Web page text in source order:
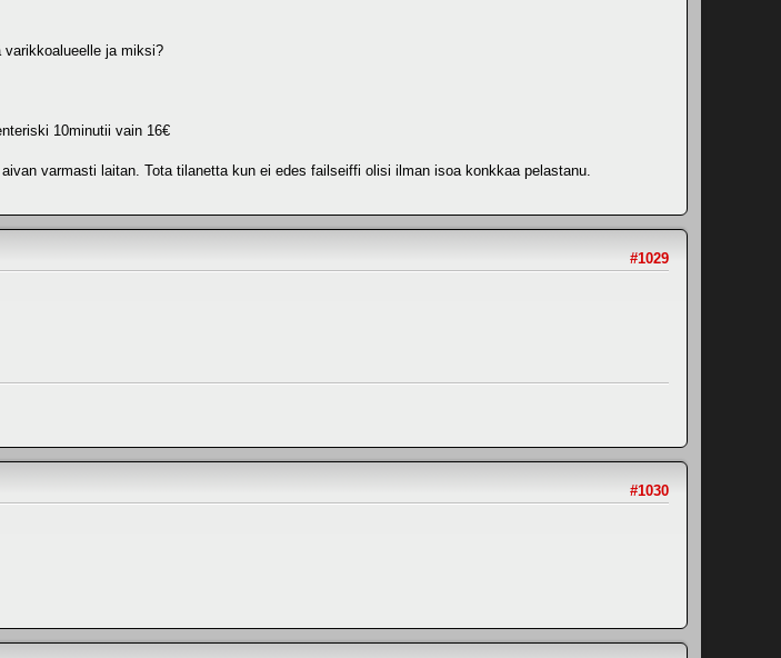
ja miksi?
10minutii vain 16€
varmasti laitan. Tota tilanetta kun ei edes failseiffi olisi ilman isoa konkkaa pelastanu.
#1029
#1030